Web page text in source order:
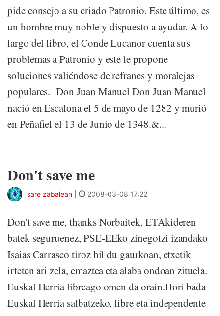
pide consejo a su criado Patronio. Este último, es
un hombre muy noble y dispuesto a ayudar. A lo
largo del libro, el Conde Lucanor cuenta sus
problemas a Patronio y este le propone
soluciones valiéndose de refranes y moralejas
populares. Don Juan Manuel Don Juan Manuel
nació en Escalona el 5 de mayo de 1282 y murió
en Peñafiel el 13 de Junio de 1348.&...
Don't save me
sare zabalean 2008-03-08 17:22
Don't save me, thanks Norbaitek, ETAkideren
batek seguruenez, PSE-EEko zinegotzi izandako
Isaias Carrasco tiroz hil du gaurkoan, etxetik
irteten ari zela, emaztea eta alaba ondoan zituela.
Euskal Herria libreago omen da orain.Hori bada
Euskal Herria salbatzeko, libre eta independente